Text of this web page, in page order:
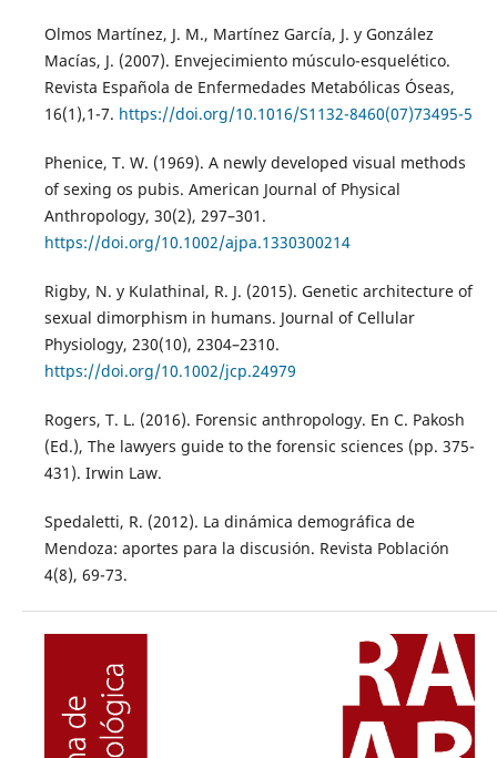
Olmos Martínez, J. M., Martínez García, J. y González
Macías, J. (2007). Envejecimiento músculo-esquelético.
Revista Española de Enfermedades Metabólicas Óseas,
16(1),1-7. https://doi.org/10.1016/S1132-8460(07)73495-5
Phenice, T. W. (1969). A newly developed visual methods
of sexing os pubis. American Journal of Physical
Anthropology, 30(2), 297–301.
https://doi.org/10.1002/ajpa.1330300214
Rigby, N. y Kulathinal, R. J. (2015). Genetic architecture of
sexual dimorphism in humans. Journal of Cellular
Physiology, 230(10), 2304–2310.
https://doi.org/10.1002/jcp.24979
Rogers, T. L. (2016). Forensic anthropology. En C. Pakosh
(Ed.), The lawyers guide to the forensic sciences (pp. 375-
431). Irwin Law.
Spedaletti, R. (2012). La dinámica demográfica de
Mendoza: aportes para la discusión. Revista Población
4(8), 69-73.